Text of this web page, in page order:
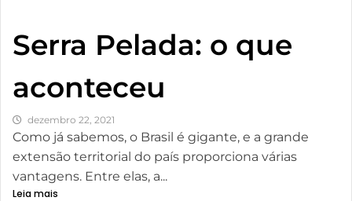
Serra Pelada: o que
aconteceu
dezembro 22, 2021
Como já sabemos, o Brasil é gigante, e a grande
extensão territorial do país proporciona várias
vantagens. Entre elas, a...
Leia mais